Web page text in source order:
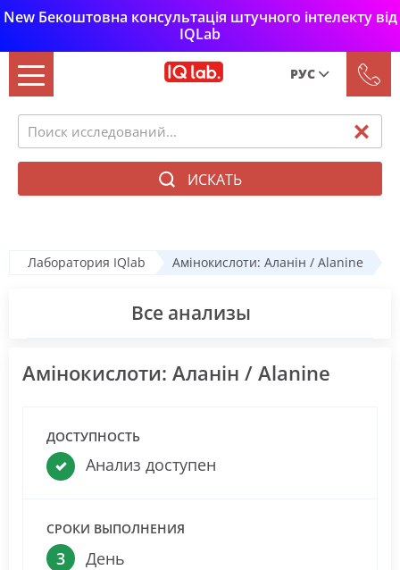
New Бекоштовна консультація штучного інтелекту від
IQLab
РУС
Укр
ИСКАТЬ
Лаборатория IQlab Амінокислоти: Аланін / Alanine
Все анализы
Амінокислоти: Аланін / Alanine
ДОСТУПНОСТЬ
Анализ доступен
СРОКИ ВЫПОЛНЕНИЯ
3 День